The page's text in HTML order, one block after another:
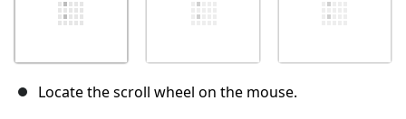
Locate the scroll wheel on the mouse.